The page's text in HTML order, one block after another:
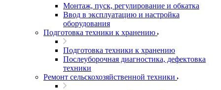
Монтаж, пуск, регулирование и обкатка
Ввод в эксплуатацию и настройка
оборудования
Подготовка техники к хранению
Подготовка техники к хранению
Послеуборочная диагностика, дефектовка
техники
Ремонт сельскохозяйственной техники